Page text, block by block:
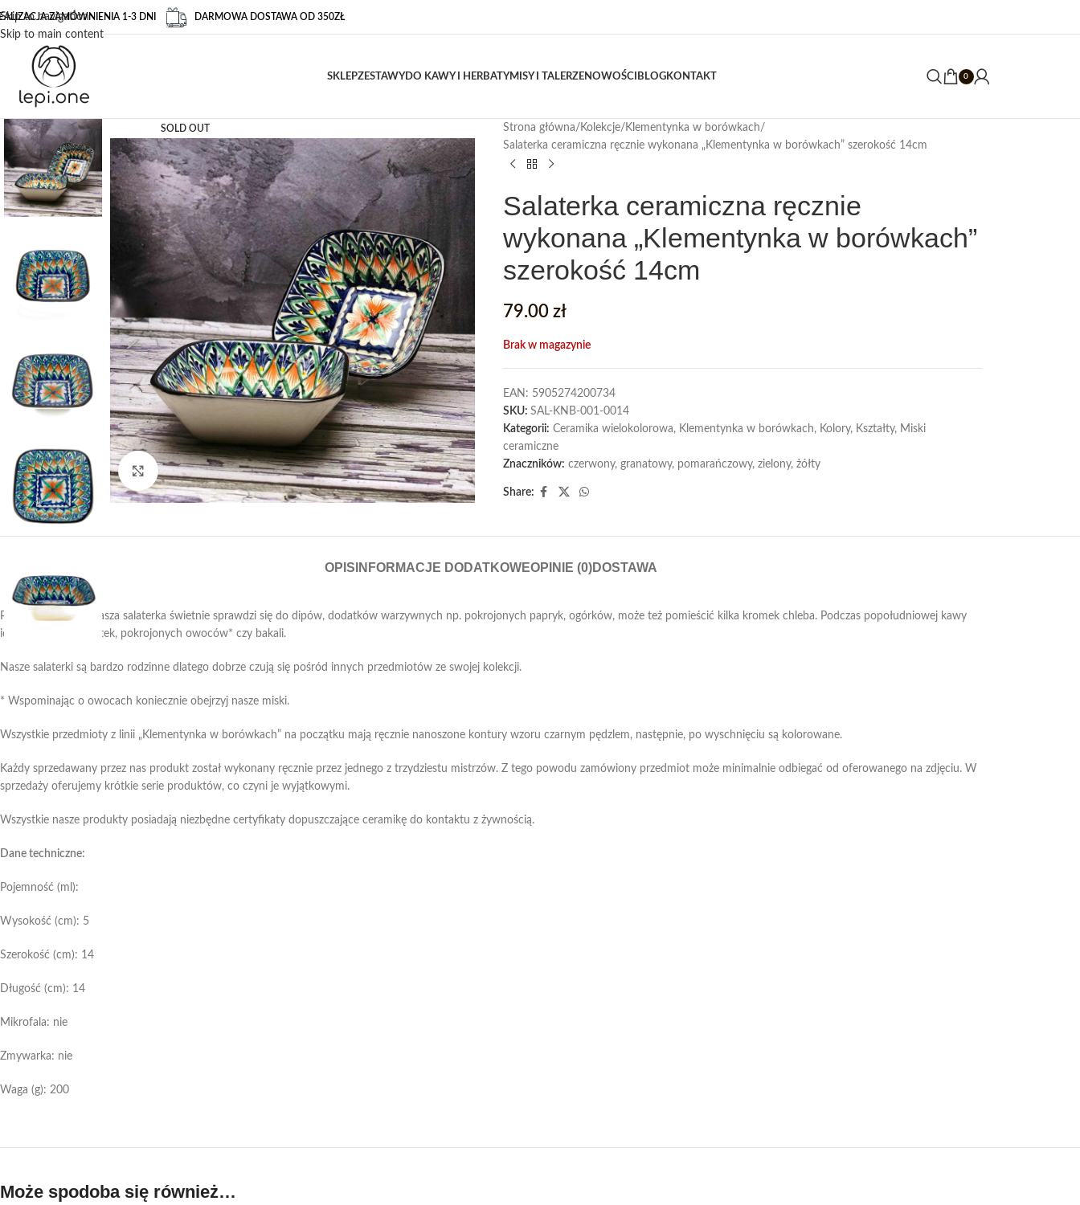
Skip to navigation
Skip to main content
ZAMÓWNIENIA 1-3 DNI DARMOWA DOSTAWA OD 350ZŁ
SKLEPZESTAWYDO KAWY I HERBATYMISY I TALERZENOWOŚCI BLOGKONTAKT 0
SOLD OUT
Click to enlarge
Strona główna Kolekcje Klementynka w borówkach
Salaterka ceramiczna ręcznie wykonana „Klementynka w borówkach” szerokość 14cm
Salaterka ceramiczna ręcznie
wykonana „Klementynka w borówkach”
szerokość 14cm
79.00 zł
Brak w magazynie
EAN: 5905274200734
SKU: SAL-KNB-001-0014
Kategorii: Ceramika wielokolorowa, Klementynka w borówkach, Kolory, Kształty, Miski
ceramiczne
Znaczników: czerwony, granatowy, pomarańczowy, zielony, żółty
Share:
OPIS INFORMACJE DODATKOWEOPINIE (0)DOSTAWA
Podczas śniadania nasza salaterka świetnie sprawdzi się do dipów, dodatków warzywnych np. pokrojonych papryk, ogórków, może też pomieścić kilka kromek chleba. Podczas popołudniowej kawy
idealna dla kilku ciastek, pokrojonych owoców* czy bakali.
Nasze salaterki są bardzo rodzinne dlatego dobrze czują się pośród innych przedmiotów ze swojej kolekcji.
* Wspominając o owocach koniecznie obejrzyj nasze miski.
Wszystkie przedmioty z linii „Klementynka w borówkach” na początku mają ręcznie nanoszone kontury wzoru czarnym pędzlem, następnie, po wyschnięciu są kolorowane.
Każdy sprzedawany przez nas produkt został wykonany ręcznie przez jednego z trzydziestu mistrzów. Z tego powodu zamówiony przedmiot może minimalnie odbiegać od oferowanego na zdjęciu. W
sprzedaży oferujemy krótkie serie produktów, co czyni je wyjątkowymi.
Wszystkie nasze produkty posiadają niezbędne certyfikaty dopuszczające ceramikę do kontaktu z żywnością.
Dane techniczne:
Pojemność (ml):
Wysokość (cm): 5
Szerokość (cm): 14
Długość (cm): 14
Mikrofala: nie
Zmywarka: nie
Waga (g): 200
Może spodoba się również…